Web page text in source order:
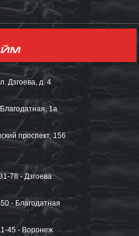
Дзгоева, д. 4
1а
проспект, 156
78 - Дзгоева
- Благодатная
45 - Воронеж